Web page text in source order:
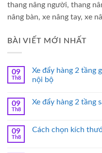
thang nâng người, thang
nâng bàn, xe nâng tay, xe
BÀI VIẾT MỚI NHẤT
09
Th8
Xe đẩy hàng 2 tầng
nội bộ
09
Th8
Xe đẩy hàng 2 tầng
09
Th8
Cách chọn kích